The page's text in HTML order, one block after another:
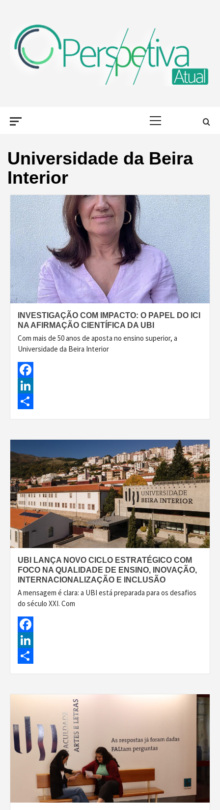
content
ATUAL
Universidade da Beira
Interior
INVESTIGAÇÃO COM IMPACTO: O PAPEL DO ICI
NA AFIRMAÇÃO CIENTÍFICA DA UBI
Com mais de 50 anos de aposta no ensino superior, a
Universidade da Beira Interior
Facebook
LinkedIn
Share
UBI LANÇA NOVO CICLO ESTRATÉGICO COM
FOCO NA QUALIDADE DE ENSINO, INOVAÇÃO,
INTERNACIONALIZAÇÃO E INCLUSÃO
A mensagem é clara: a UBI está preparada para os desafios
do século XXI. Com
Facebook
LinkedIn
Share